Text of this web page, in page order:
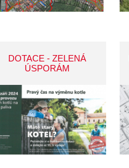
DOTACE - ZELENÁ
ÚSPORÁM